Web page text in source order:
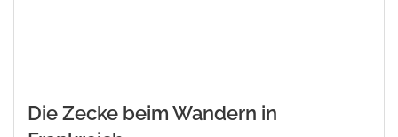
Die Zecke beim Wandern in